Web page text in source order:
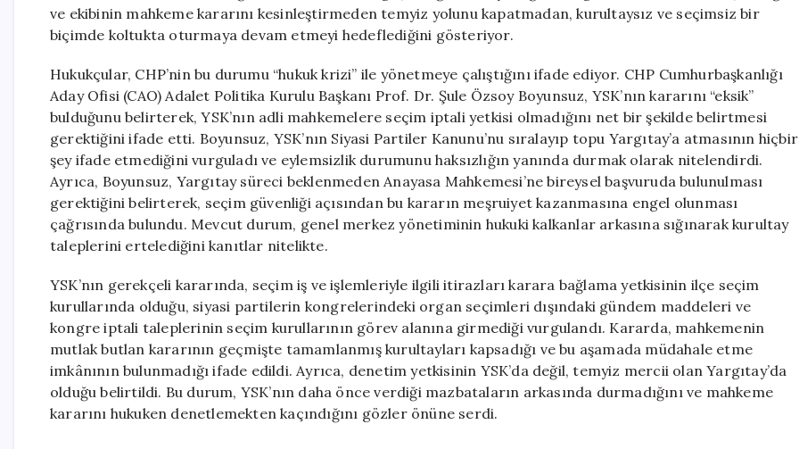
ve ekibinin mahkeme kararını kesinleştirmeden temyiz yolunu kapatmadan, kurultaysız ve seçimsiz bir
biçimde koltukta oturmaya devam etmeyi hedeflediğini gösteriyor.
Hukukçular, CHP’nin bu durumu “hukuk krizi” ile yönetmeye çalıştığını ifade ediyor. CHP Cumhurbaşkanlığı
Aday Ofisi (CAO) Adalet Politika Kurulu Başkanı Prof. Dr. Şule Özsoy Boyunsuz, YSK’nın kararını “eksik”
bulduğunu belirterek, YSK’nın adli mahkemelere seçim iptali yetkisi olmadığını net bir şekilde belirtmesi
gerektiğini ifade etti. Boyunsuz, YSK’nın Siyasi Partiler Kanunu’nu sıralayıp topu Yargıtay’a atmasının hiçbir
şey ifade etmediğini vurguladı ve eylemsizlik durumunu haksızlığın yanında durmak olarak nitelendirdi.
Ayrıca, Boyunsuz, Yargıtay süreci beklenmeden Anayasa Mahkemesi’ne bireysel başvuruda bulunulması
gerektiğini belirterek, seçim güvenliği açısından bu kararın meşruiyet kazanmasına engel olunması
çağrısında bulundu. Mevcut durum, genel merkez yönetiminin hukuki kalkanlar arkasına sığınarak kurultay
taleplerini ertelediğini kanıtlar nitelikte.
YSK’nın gerekçeli kararında, seçim iş ve işlemleriyle ilgili itirazları karara bağlama yetkisinin ilçe seçim
kurullarında olduğu, siyasi partilerin kongrelerindeki organ seçimleri dışındaki gündem maddeleri ve
kongre iptali taleplerinin seçim kurullarının görev alanına girmediği vurgulandı. Kararda, mahkemenin
mutlak butlan kararının geçmişte tamamlanmış kurultayları kapsadığı ve bu aşamada müdahale etme
imkânının bulunmadığı ifade edildi. Ayrıca, denetim yetkisinin YSK’da değil, temyiz mercii olan Yargıtay’da
olduğu belirtildi. Bu durum, YSK’nın daha önce verdiği mazbataların arkasında durmadığını ve mahkeme
kararını hukuken denetlemekten kaçındığını gözler önüne serdi.